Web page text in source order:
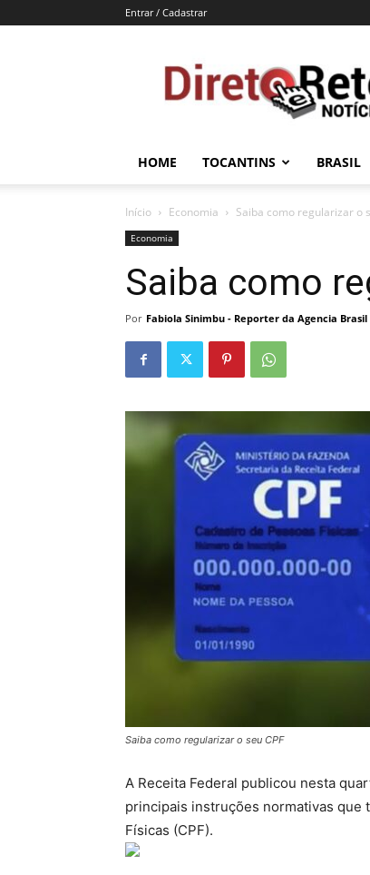
Entrar / Cadastrar
e
Reto
HOME TOCANTINS BRASIL
Início Economia Saiba como regularizar o
Economia
Saiba como
Por Fabiola Sinimbu - Reporter da Agencia Brasil
Saiba como regularizar o seu CPF
A Receita Federal publicou nesta
principais instruções normativas que
Físicas (CPF).